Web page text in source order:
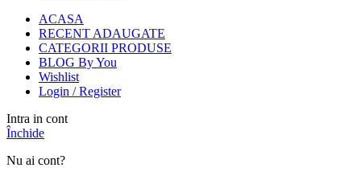
ACASA
RECENT ADAUGATE
CATEGORII PRODUSE
BLOG By You
Wishlist
Login / Register
Intra in cont
Închide
Nu ai cont?